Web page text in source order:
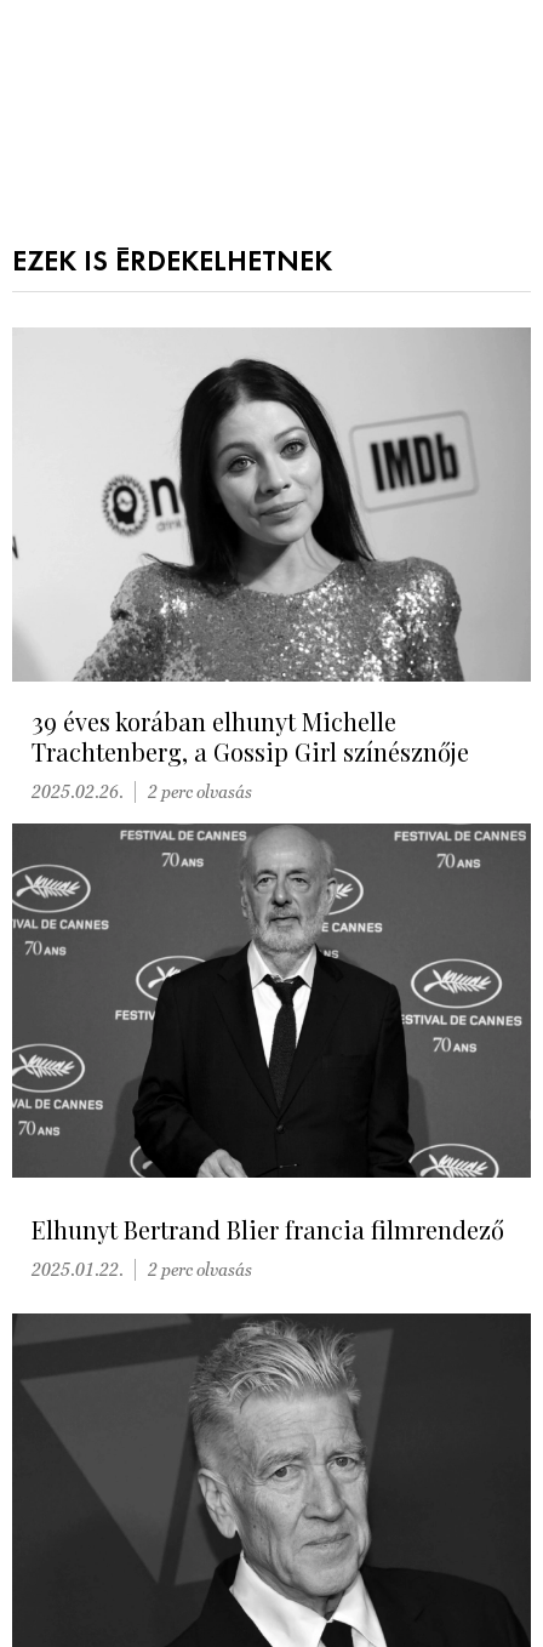
EZEK IS ÉRDEKELHETNEK
39 éves korában elhunyt Michelle
Trachtenberg, a Gossip Girl színésznője
2025.02.26. 2 perc olvasás
Elhunyt Bertrand Blier francia filmrendező
2025.01.22. 2 perc olvasás